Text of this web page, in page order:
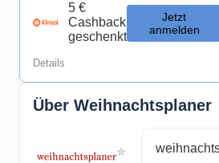
5 €
Cashback
geschenkt
Jetzt
anmelden
Details
Über Weihnachtsplaner